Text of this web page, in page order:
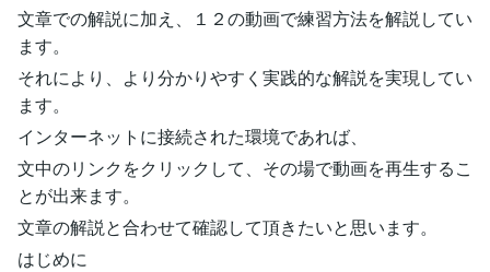
文章での解説に加え、１２の動画で練習方法を解説してい
ます。
それにより、より分かりやすく実践的な解説を実現してい
ます。
インターネットに接続された環境であれば、
文中のリンクをクリックして、その場で動画を再生するこ
とが出来ます。
文章の解説と合わせて確認して頂きたいと思います。
はじめに